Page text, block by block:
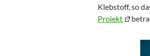
Klebstoff, so
Projekt